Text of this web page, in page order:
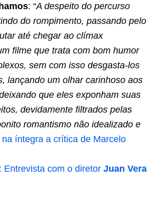
: “A despeito do percurso
do rompimento, passando pelo
até chegar ao clímax
filme que trata com bom humor
sem com isso desgasta-los
lançando um olhar carinhoso aos
que eles exponham suas
devidamente filtrados pelas
romantismo não idealizado e
na íntegra a crítica de Marcelo
Entrevista com o diretor Juan Vera